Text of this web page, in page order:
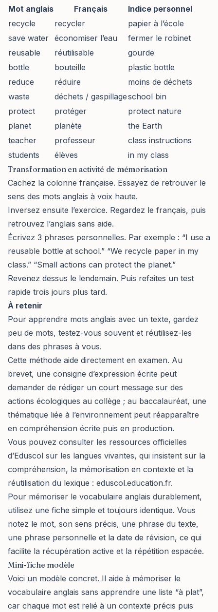
Mot anglais
Français
Indice personnel
recycle
recycler
papier à l’école
save water économiser l’eau
fermer le robinet
reusable
réutilisable
gourde
bottle
bouteille
plastic bottle
reduce
réduire
moins de déchets
waste
déchets / gaspillageschool bin
protect
protéger
protect nature
planet
planète
the Earth
teacher
professeur
class instructions
students
élèves
in my class
Transformation en activité de mémorisation
Cachez la colonne française. Essayez de retrouver le
sens des mots anglais à voix haute.
Inversez ensuite l’exercice. Regardez le français, puis
retrouvez l’anglais sans aide.
Écrivez 3 phrases personnelles. Par exemple : “I use a
reusable bottle at school.” “We recycle paper in my
class.” “Small actions can protect the planet.”
Revenez dessus le lendemain. Puis refaites un test
rapide trois jours plus tard.
À retenir
Pour apprendre mots anglais avec un texte, gardez
peu de mots, testez-vous souvent et réutilisez-les
dans des phrases à vous.
Cette méthode aide directement en examen. Au
brevet, une consigne d’expression écrite peut
demander de rédiger un court message sur des
actions écologiques au collège ; au baccalauréat, une
thématique liée à l’environnement peut réapparaître
en compréhension écrite puis en production.
Vous pouvez consulter les ressources officielles
d’Eduscol sur les langues vivantes, qui insistent sur la
compréhension, la mémorisation en contexte et la
réutilisation du lexique : eduscol.education.fr.
Pour mémoriser le vocabulaire anglais durablement,
utilisez une fiche simple et toujours identique. Vous
notez le mot, son sens précis, une phrase du texte,
une phrase personnelle et la date de révision, ce qui
facilite la récupération active et la répétition espacée.
Mini-fiche modèle
Voici un modèle concret. Il aide à mémoriser le
vocabulaire anglais sans apprendre une liste “à plat”,
car chaque mot est relié à un contexte précis puis